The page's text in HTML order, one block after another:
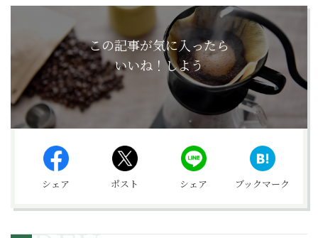
この記事が気に入ったら
いいね！しよう
シェア ポスト シェア ブックマーク